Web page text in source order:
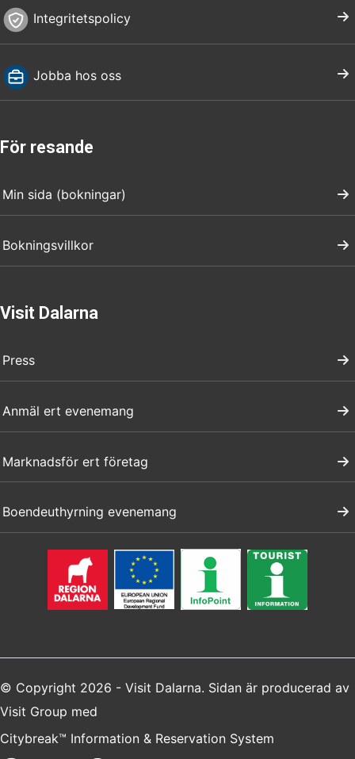
Integritetspolicy
Jobba hos oss
För resande
Min sida (bokningar)
Bokningsvillkor
Visit Dalarna
Press
Anmäl ert evenemang
Marknadsför ert företag
Boendeuthyrning evenemang
© Copyright 2026 - Visit Dalarna. Sidan är producerad av
Visit Group med
Citybreak™ Information & Reservation System